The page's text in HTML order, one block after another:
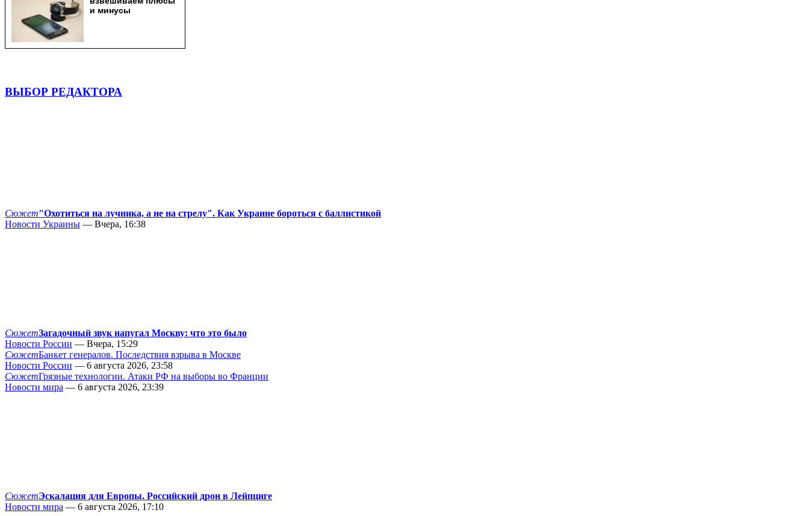
ВЫБОР РЕДАКТОРА
Сюжет"Охотиться на лучника, а не на стрелу". Как Украине бороться с баллистикой
Новости Украины — Вчера, 16:38
СюжетЗагадочный звук напугал Москву: что это было
Новости России — Вчера, 15:29
СюжетБанкет генералов. Последствия взрыва в Москве
Новости России — 6 августа 2026, 23:58
СюжетГрязные технологии. Атаки РФ на выборы во Франции
Новости мира — 6 августа 2026, 23:39
СюжетЭскалация для Европы. Российский дрон в Лейпциге
Новости мира — 6 августа 2026, 17:10